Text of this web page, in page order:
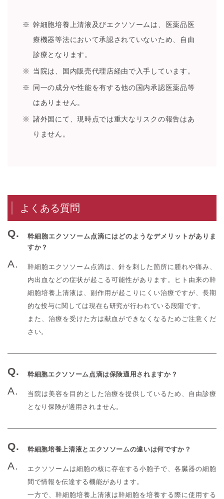
幹細胞培養上清液及びエクソソームは、医薬品医
療機器等法において承認されていないため、自由
診療となります。
当院は、国内販売代理店経由で入手しています。
同一の成分や性能を有する他の国内承認医薬品等
はありません。
諸外国にて、現時点では重大なリスクの報告はあ
りません。
よくある質問
幹細胞エクソソーム点滴にはどのようなデメリットがありま
すか？
幹細胞エクソソーム点滴は、針を刺した箇所に腫れや痛み、
内出血などの症状が起こる可能性があります。ヒト由来の幹
細胞培養上清液は、副作用が起こりにくい治療ですが、長期
的な投与に関しては現在も研究が行われている段階です。
また、治療を受けた方は献血ができなくなるためご注意くだ
さい。
幹細胞エクソソーム点滴は保険適用されますか？
当院は美容を目的とした治療を提供しているため、自由診療
となり保険が適用されません。
幹細胞培養上清液とエクソソームの違いは何ですか？
エクソソームは細胞の核に存在する小胞子で、各臓器の細胞
間で情報を伝達する機能があります。
一方で、幹細胞培養上清液は幹細胞を培養する際に使用する